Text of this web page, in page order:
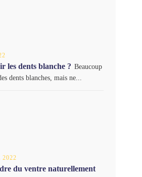
les dents blanche ? Beaucoup
dents blanches, mais ne...
2022
du ventre naturellement